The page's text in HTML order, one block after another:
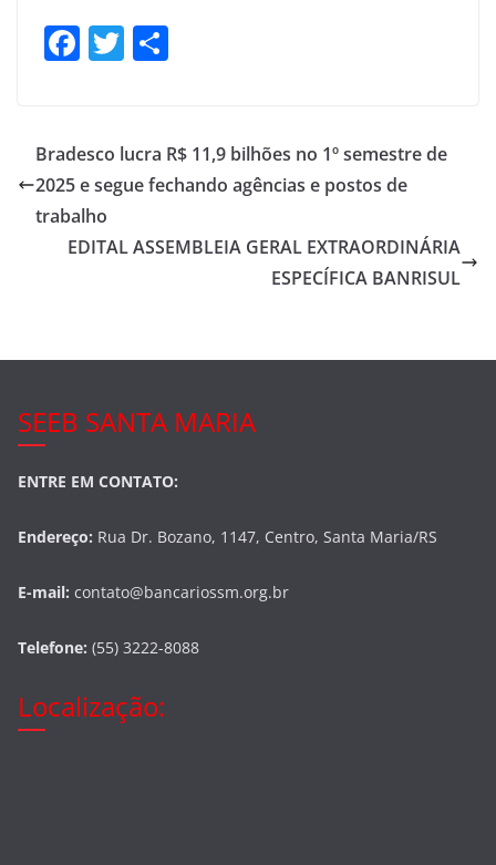
F
e
b
o
o
T
er e
Bradesco lucra R$ 11,9 bilhões no 1º semestre de
2025 e segue fechando agências e postos de
trabalho
EDITAL ASSEMBLEIA GERAL EXTRAORDINÁRIA
ESPECÍFICA BANRISUL
SEEB SANTA MARIA
ENTRE EM CONTATO:
Endereço: Rua Dr. Bozano, 1147, Centro, Santa Maria/RS
E-mail: contato@bancariossm.org.br
Telefone: (55) 3222-8088
Localização: